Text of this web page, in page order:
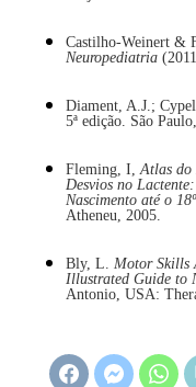
Castilho-Weinert &
Neuropediatria
Diament, A.J.;
5ª edição. São
Fleming, I, Atlas do
Desvios no
Nascimento até o
Atheneu, 2005.
Bly, L. Motor Skills
Illustrated Guide to
Antonio, USA: